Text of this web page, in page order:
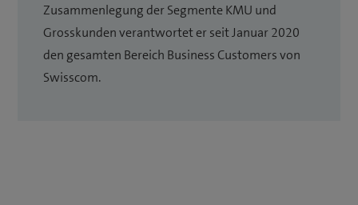
Zusammenlegung der Segmente KMU und
Grosskunden verantwortet er seit Januar 2020
den gesamten Bereich Business Customers von
Swisscom.